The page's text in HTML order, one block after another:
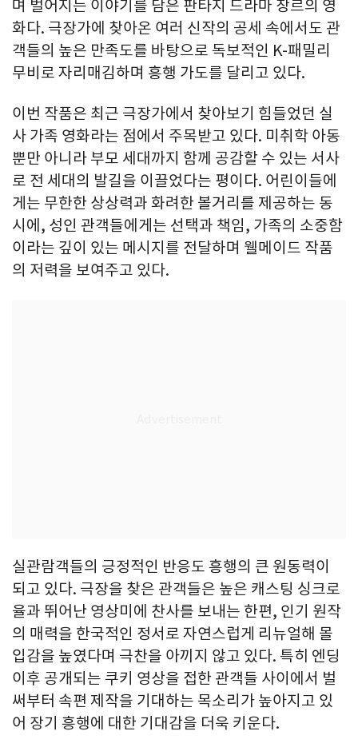
며 벌어지는 이야기를 담은 판타지 드라마 장르의 영
화다. 극장가에 찾아온 여러 신작의 공세 속에서도 관
객들의 높은 만족도를 바탕으로 독보적인 K-패밀리
무비로 자리매김하며 흥행 가도를 달리고 있다.
이번 작품은 최근 극장가에서 찾아보기 힘들었던 실
사 가족 영화라는 점에서 주목받고 있다. 미취학 아동
뿐만 아니라 부모 세대까지 함께 공감할 수 있는 서사
로 전 세대의 발길을 이끌었다는 평이다. 어린이들에
게는 무한한 상상력과 화려한 볼거리를 제공하는 동
시에, 성인 관객들에게는 선택과 책임, 가족의 소중함
이라는 깊이 있는 메시지를 전달하며 웰메이드 작품
의 저력을 보여주고 있다.
실관람객들의 긍정적인 반응도 흥행의 큰 원동력이
되고 있다. 극장을 찾은 관객들은 높은 캐스팅 싱크로
율과 뛰어난 영상미에 찬사를 보내는 한편, 인기 원작
의 매력을 한국적인 정서로 자연스럽게 리뉴얼해 몰
입감을 높였다며 극찬을 아끼지 않고 있다. 특히 엔딩
이후 공개되는 쿠키 영상을 접한 관객들 사이에서 벌
써부터 속편 제작을 기대하는 목소리가 높아지고 있
어 장기 흥행에 대한 기대감을 더욱 키운다.